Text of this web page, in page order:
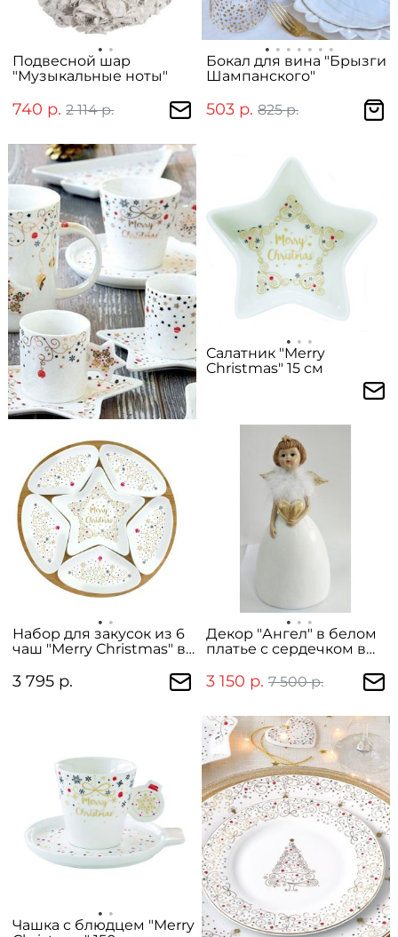
Подвесной шар
"Музыкальные ноты"
740 р. 2 114 р.
Бокал для вина "Брызги
Шампанского"
503 р. 825 р.
Салатник "Merry
Christmas" 15 см
Набор для закусок из 6
чаш "Merry Christmas" в
3 795 р.
Декор "Ангел" в белом
платье с сердечком в
3 150 р. 7 500 р.
Чашка с блюдцем "Merry